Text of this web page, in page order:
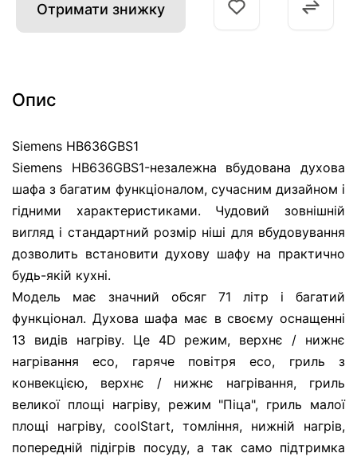
Отримати знижку
Опис
Siemens HB636GBS1
Siemens HB636GBS1-незалежна вбудована духова
шафа з багатим функціоналом, сучасним дизайном і
гідними характеристиками. Чудовий зовнішній
вигляд і стандартний розмір ніші для вбудовування
дозволить встановити духову шафу на практично
будь-якій кухні.
Модель має значний обсяг 71 літр і багатий
функціонал. Духова шафа має в своєму оснащенні
13 видів нагріву. Це 4D режим, верхнє / нижнє
нагрівання eco, гаряче повітря eco, гриль з
конвекцією, верхнє / нижнє нагрівання, гриль
великої площі нагріву, режим "Піца", гриль малої
площі нагріву, coolStart, томління, нижній нагрів,
попередній підігрів посуду, а так само підтримка